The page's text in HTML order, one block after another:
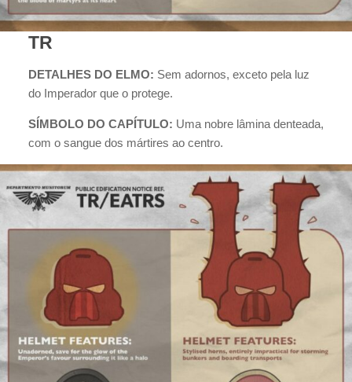
TR
DETALHES DO ELMO: Sem adornos, exceto pela luz
do Imperador que o protege.
SÍMBOLO DO CAPÍTULO: Uma nobre lâmina denteada,
com o sangue dos mártires ao centro.